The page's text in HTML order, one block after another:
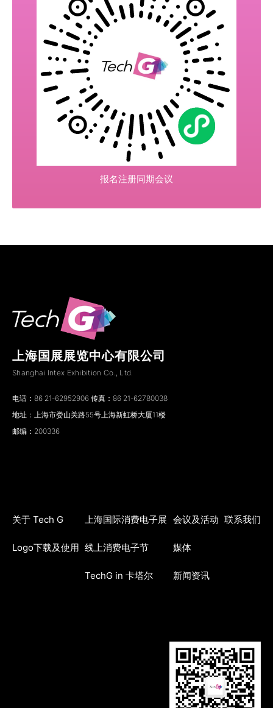
报名注册同期会议
上海国展展览中心有限公司
Shanghai Intex Exhibition Co., Ltd.
电话：86 21-62952906 传真：86 21-62780038
地址：上海市娄山关路55号上海新虹桥大厦11楼
邮编：200336
关于 Tech G
Logo下载及使用
上海国际消费电子展
线上消费电子节
TechG in 卡塔尔
会议及活动
媒体
新闻资讯
联系我们